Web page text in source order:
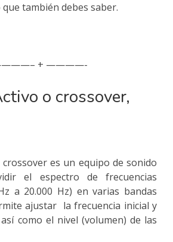
también debes saber.
+ ————-
o crossover,
es un equipo de sonido
el espectro de frecuencias
a 20.000 Hz) en varias bandas
ajustar la frecuencia inicial y
como el nivel (volumen) de las